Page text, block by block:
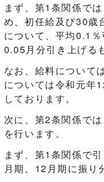
まず、第1条関係で
め、初任給及び30歳
について、平均0.1
0.05月分引き上げる
なお、給料について
については令和元年
しております。
次に、第2条関係で
を行います。
まず、第1条関係で
月期、12月期に振り